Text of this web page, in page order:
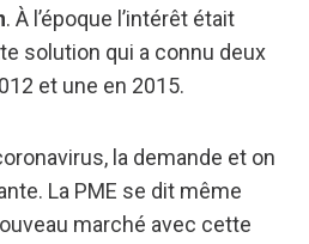
. À l’époque l’intérêt était
solution qui a connu deux
et une en 2015.
la demande et on
La PME se dit même
marché avec cette